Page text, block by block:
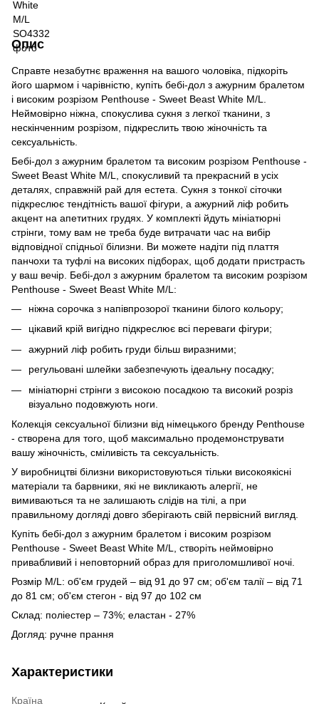
Опис
Справте незабутнє враження на вашого чоловіка, підкоріть
його шармом і чарівністю, купіть бебі-дол з ажурним бралетом
і високим розрізом Penthouse - Sweet Beast White M/L.
Неймовірно ніжна, спокуслива сукня з легкої тканини, з
нескінченним розрізом, підкреслить твою жіночність та
сексуальність.
Бебі-дол з ажурним бралетом та високим розрізом Penthouse -
Sweet Beast White M/L, спокусливий та прекрасний в усіх
деталях, справжній рай для естета. Сукня з тонкої сіточки
підкреслює тендітність вашої фігури, а ажурний ліф робить
акцент на апетитних грудях. У комплекті йдуть мініатюрні
стрінги, тому вам не треба буде витрачати час на вибір
відповідної спідньої білизни. Ви можете надіти під плаття
панчохи та туфлі на високих підборах, щоб додати пристрасть
у ваш вечір. Бебі-дол з ажурним бралетом та високим розрізом
Penthouse - Sweet Beast White M/L:
ніжна сорочка з напівпрозорої тканини білого кольору;
цікавий крій вигідно підкреслює всі переваги фігури;
ажурний ліф робить груди більш виразними;
регульовані шлейки забезпечують ідеальну посадку;
мініатюрні стрінги з високою посадкою та високий розріз
візуально подовжують ноги.
Колекція сексуальної білизни від німецького бренду Penthouse
- створена для того, щоб максимально продемонструвати
вашу жіночність, сміливість та сексуальність.
У виробництві білизни використовуються тільки високоякісні
матеріали та барвники, які не викликають алергії, не
вимиваються та не залишають слідів на тілі, а при
правильному догляді довго зберігають свій первісний вигляд.
Купіть бебі-дол з ажурним бралетом і високим розрізом
Penthouse - Sweet Beast White M/L, створіть неймовірно
привабливий і неповторний образ для приголомшливої ​​ночі.
Розмір М/L: об'єм грудей – від 91 до 97 см; об'єм талії – від 71
до 81 см; об'єм стегон - від 97 до 102 см
Склад: поліестер – 73%; еластан - 27%
Догляд: ручне прання
Характеристики
Країна